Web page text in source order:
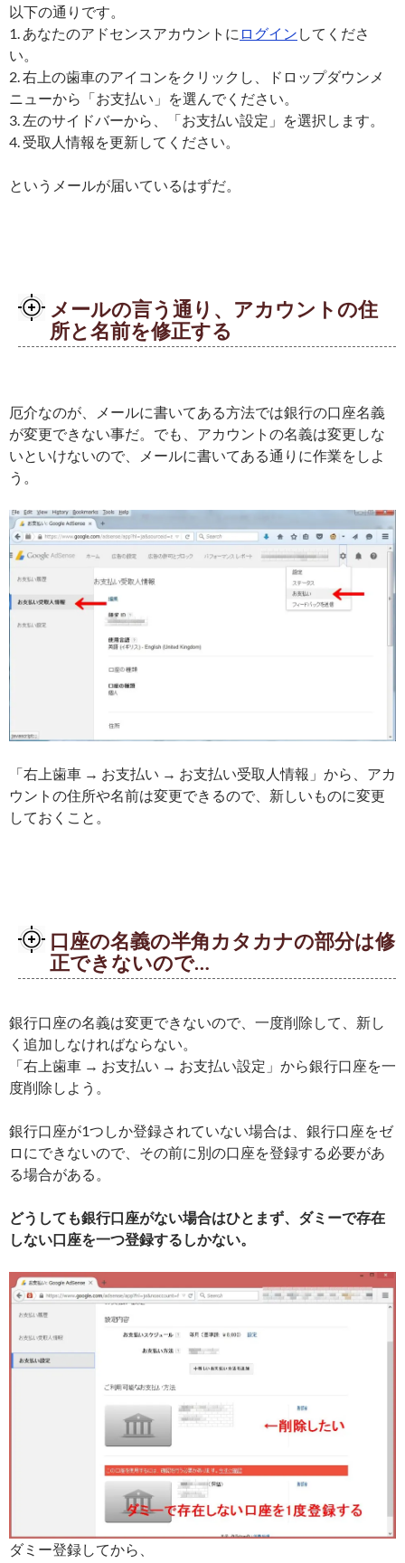
以下の通りです。
1. あなたのアドセンスアカウントに ログイン してくださ
い。
2. 右上の歯車のアイコンをクリックし、ドロップダウンメ
ニューから「お支払い」を選んでください。
3. 左のサイドバーから、「お支払い設定」を選択します。
4. 受取人情報を更新してください。
というメールが届いているはずだ。
メールの言う通り、アカウントの住
所と名前を修正する
厄介なのが、メールに書いてある方法では銀行の口座名義
が変更できない事だ。でも、アカウントの名義は変更しな
いといけないので、メールに書いてある通りに作業をしよ
う。
「右上歯車 → お支払い → お支払い受取人情報」から、アカ
ウントの住所や名前は変更できるので、新しいものに変更
しておくこと。
口座の名義の半角カタカナの部分は修
正できないので…
銀行口座の名義は変更できないので、一度削除して、新し
く追加しなければならない。
「右上歯車 → お支払い → お支払い設定」から銀行口座を一
度削除しよう。
銀行口座が1つしか登録されていない場合は、銀行口座をゼ
ロにできないので、その前に別の口座を登録する必要があ
る場合がある。
どうしても銀行口座がない場合はひとまず、ダミーで存在
しない口座を一つ登録するしかない。
ダミー登録してから、